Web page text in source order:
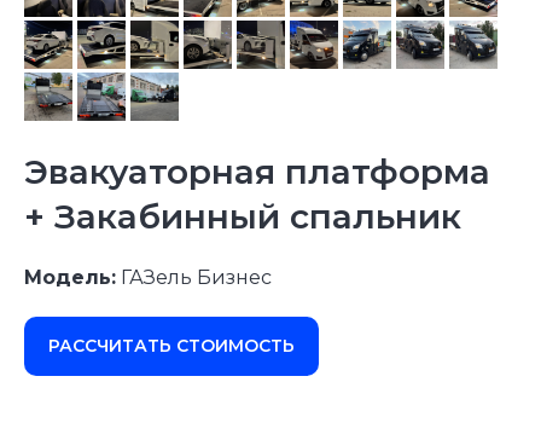
Эвакуаторная платформа
+ Закабинный спальник
Модель: ГАЗель Бизнес
РАССЧИТАТЬ СТОИМОСТЬ